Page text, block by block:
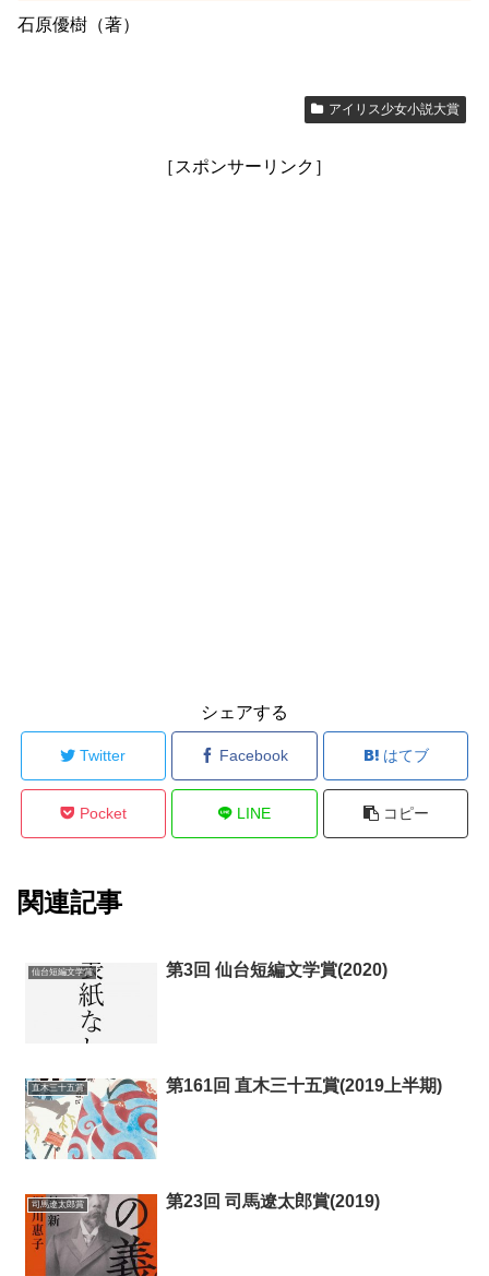
石原優樹（著）
アイリス少女小説大賞
［スポンサーリンク］
シェアする
Twitter Facebook はてブ
Pocket LINE コピー
関連記事
仙台短編文学賞 第3回 仙台短編文学賞(2020)
直木三十五賞 第161回 直木三十五賞(2019上半期)
司馬遼太郎賞 第23回 司馬遼太郎賞(2019)